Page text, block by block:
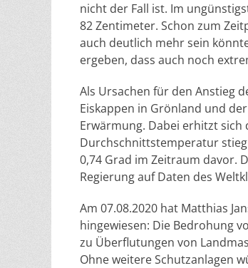
nicht der Fall ist. Im
82 Zentimeter. Schon zum
auch deutlich mehr sein
ergeben, dass auch noch
Als Ursachen für den Anstieg
Eiskappen in Grönland und
Erwärmung. Dabei erhitzt sich
Durchschnittstemperatur stieg
0,74 Grad im Zeitraum davor.
Regierung auf Daten des
Am 07.08.2020 hat Matthias
hingewiesen: Die Bedrohung
zu Überflutungen von
Ohne weitere Schutzanlagen